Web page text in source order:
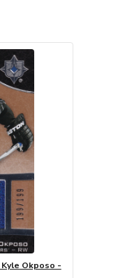
Okposo -